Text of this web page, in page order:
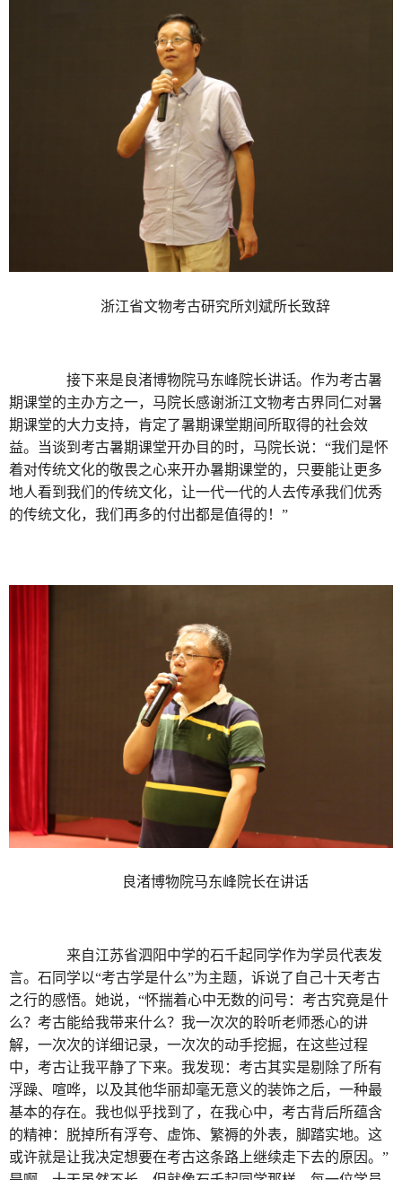
浙江省文物考古研究所刘斌所长致辞
接下来是良渚博物院马东峰院长讲话。作为考古暑
期课堂的主办方之一，马院长感谢浙江文物考古界同仁对暑
期课堂的大力支持，肯定了暑期课堂期间所取得的社会效
益。当谈到考古暑期课堂开办目的时，马院长说：“我们是怀
着对传统文化的敬畏之心来开办暑期课堂的，只要能让更多
地人看到我们的传统文化，让一代一代的人去传承我们优秀
的传统文化，我们再多的付出都是值得的！”
良渚博物院马东峰院长在讲话
来自江苏省泗阳中学的石千起同学作为学员代表发
言。石同学以“考古学是什么”为主题，诉说了自己十天考古
之行的感悟。她说，“怀揣着心中无数的问号：考古究竟是什
么？考古能给我带来什么？我一次次的聆听老师悉心的讲
解，一次次的详细记录，一次次的动手挖掘，在这些过程
中，考古让我平静了下来。我发现：考古其实是剔除了所有
浮躁、喧哗，以及其他华丽却毫无意义的装饰之后，一种最
基本的存在。我也似乎找到了，在我心中，考古背后所蕴含
的精神：脱掉所有浮夸、虚饰、繁褥的外表，脚踏实地。这
或许就是让我决定想要在考古这条路上继续走下去的原因。”